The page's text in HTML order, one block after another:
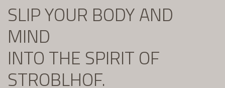
SLIP YOUR BODY AND
MIND
INTO THE SPIRIT OF
STROBLHOF.